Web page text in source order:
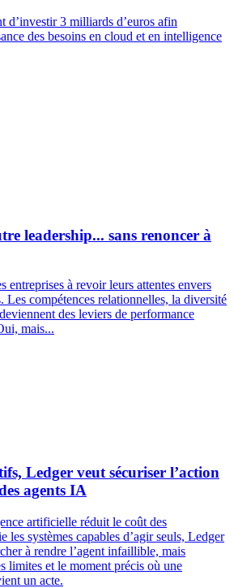
d’investir 3 milliards d’euros afin
des besoins en cloud et en intelligence
leadership... sans renoncer à
entreprises à revoir leurs attentes envers
Les compétences relationnelles, la diversité
des leviers de performance
mais...
Ledger veut sécuriser l’action
agents IA
artificielle réduit le coût des
les systèmes capables d’agir seuls, Ledger
à rendre l’agent infaillible, mais
limites et le moment précis où une
un acte.